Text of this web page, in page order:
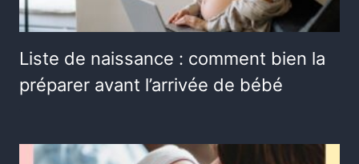
Liste de naissance : comment bien la
préparer avant l’arrivée de bébé